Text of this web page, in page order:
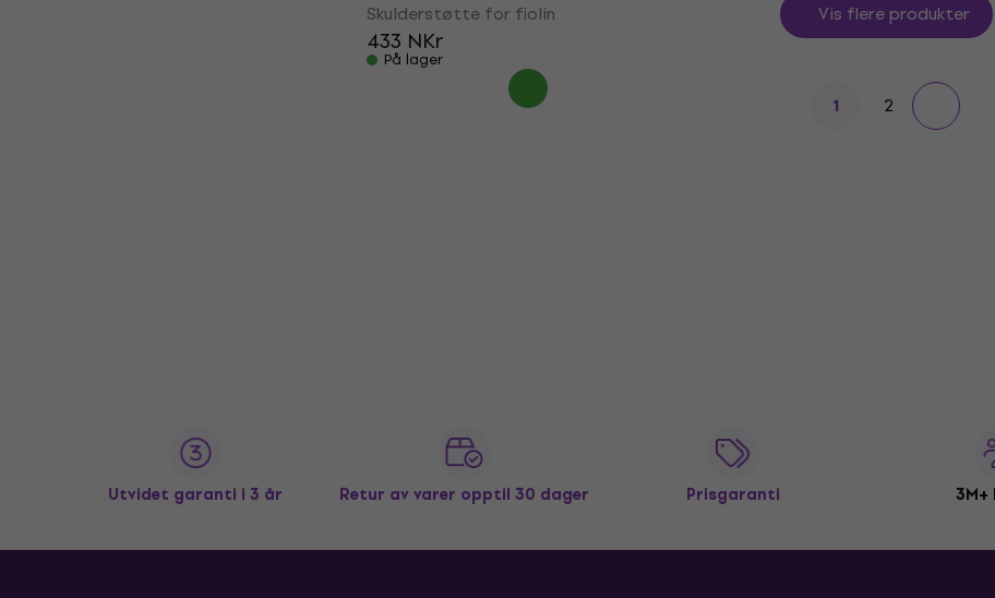
Skulderstøtte for fiolin
433 NKr
På lager
Vis flere produkter
1 2
Utvidet garanti i 3 år Retur av varer opptil 30 dager Prisgaranti 3M+